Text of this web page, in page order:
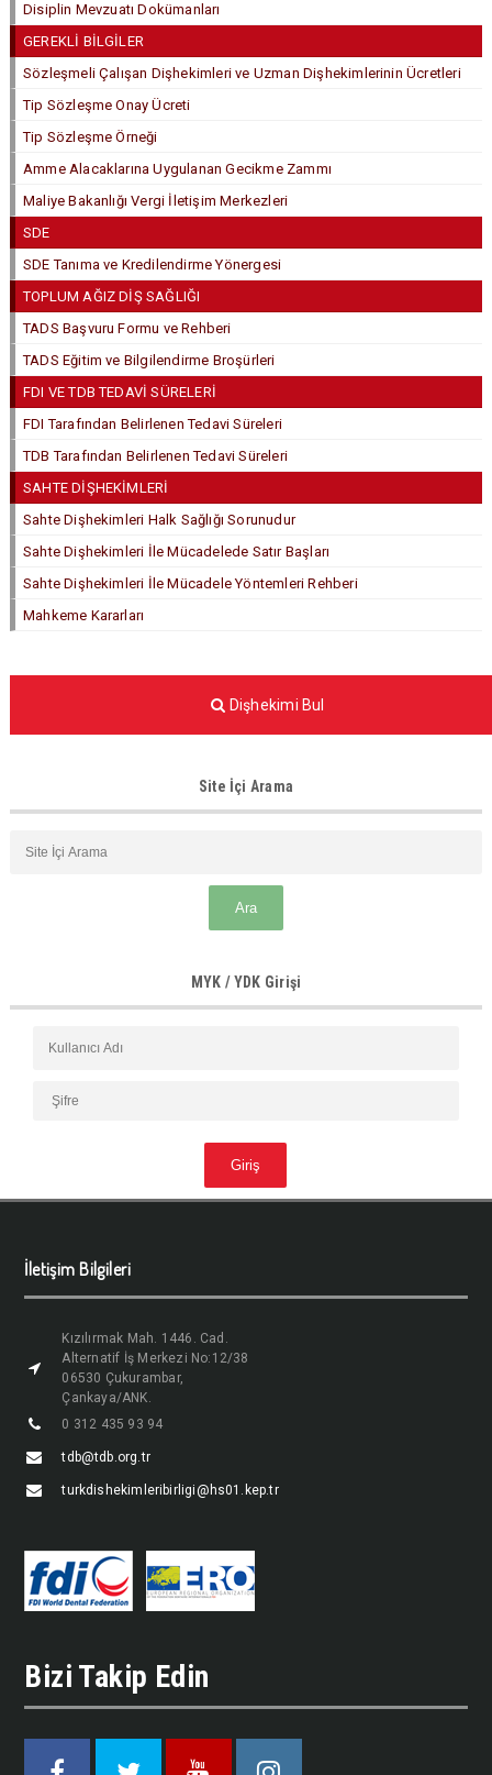
Disiplin Mevzuatı Dokümanları
GEREKLİ BİLGİLER
Sözleşmeli Çalışan Dişhekimleri ve Uzman Dişhekimlerinin Ücretleri
Tip Sözleşme Onay Ücreti
Tip Sözleşme Örneği
Amme Alacaklarına Uygulanan Gecikme Zammı
Maliye Bakanlığı Vergi İletişim Merkezleri
SDE
SDE Tanıma ve Kredilendirme Yönergesi
TOPLUM AĞIZ DİŞ SAĞLIĞI
TADS Başvuru Formu ve Rehberi
TADS Eğitim ve Bilgilendirme Broşürleri
FDI VE TDB TEDAVİ SÜRELERİ
FDI Tarafından Belirlenen Tedavi Süreleri
TDB Tarafından Belirlenen Tedavi Süreleri
SAHTE DİŞHEKİMLERİ
Sahte Dişhekimleri Halk Sağlığı Sorunudur
Sahte Dişhekimleri İle Mücadelede Satır Başları
Sahte Dişhekimleri İle Mücadele Yöntemleri Rehberi
Mahkeme Kararları
Dişhekimi Bul
Site İçi Arama
MYK / YDK Girişi
İletişim Bilgileri
Kızılırmak Mah. 1446. Cad.
Alternatif İş Merkezi No:12/38
06530 Çukurambar,
Çankaya/ANK.
0 312 435 93 94
tdb@tdb.org.tr
turkdishekimleribirligi@hs01.kep.tr
Bizi Takip Edin
Facebook Twitter Youtube Instagram